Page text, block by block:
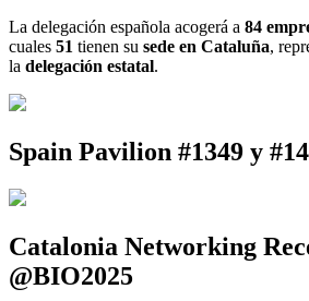
La delegación española acogerá a 84
cuales 51 tienen su sede en Cataluña,
la delegación estatal.
Spain Pavilion #1349 y
Catalonia Networking
@BIO2025